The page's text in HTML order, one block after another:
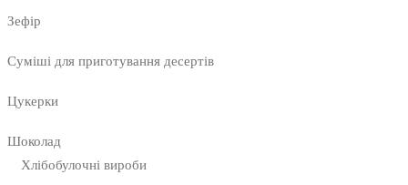
Зефір
Суміші для приготування десертів
Цукерки
Шоколад
Хлібобулочні вироби